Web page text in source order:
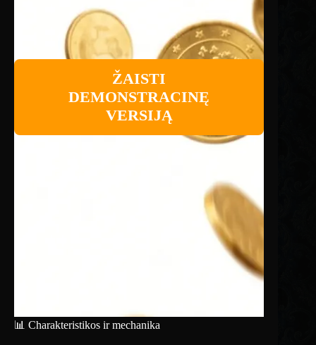
ŽAISTI
DEMONSTRACINĘ
VERSIJĄ
📊 Charakteristikos ir mechanika